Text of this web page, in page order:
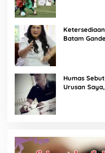
Batam
Humas
Urusan